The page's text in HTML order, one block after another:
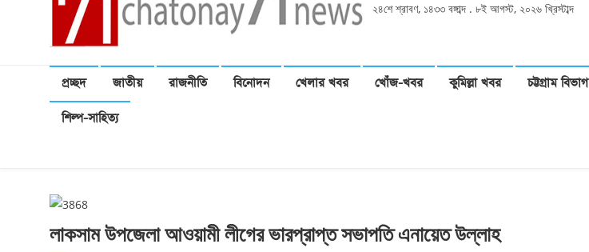
২৪শে শ্রাবণ, ১৪৩৩ বঙ্গাব্দ . ৮ই আগস্ট, ২০২৬ খ্রিস্টাব্দ
প্রচ্ছদ জাতীয় রাজনীতি বিনোদন খেলার খবর খোঁজ-খবর কুমিল্লা খবর চট্টগ্রাম বিভাগ
শিল্প-সাহিত্য
লাকসাম উপজেলা আওয়ামী লীগের ভারপ্রাপ্ত সভাপতি এনায়েত উল্লাহ